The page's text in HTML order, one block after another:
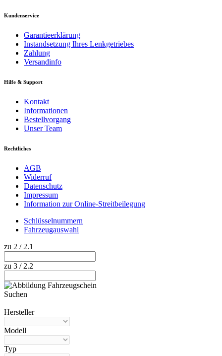
Kundenservice
Garantieerklärung
Instandsetzung Ihres Lenkgetriebes
Zahlung
Versandinfo
Hilfe & Support
Kontakt
Informationen
Bestellvorgang
Unser Team
Rechtliches
AGB
Widerruf
Datenschutz
Impressum
Information zur Online-Streitbeilegung
Schlüsselnummern
Fahrzeugauswahl
zu 2 / 2.1
zu 3 / 2.2
Suchen
Hersteller
Modell
Typ